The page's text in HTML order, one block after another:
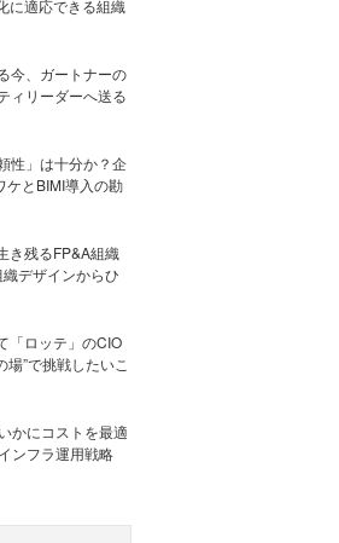
に適応できる組織
今、ガートナーの
ィリーダーへ送る
性」は十分か？企
ケとBIMI導入の勘
き残るFP&A組織
デザインからひ
「ロッテ」のCIO
”で挑戦したいこ
かにコストを最適
ンフラ運用戦略